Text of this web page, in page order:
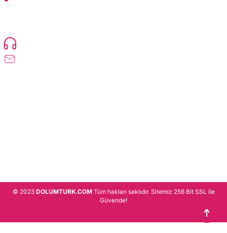
© 2023 DOLUMTURK.COMTüm hakları saklıdır. Sitemiz 256 Bit SSL ile
Güvende!